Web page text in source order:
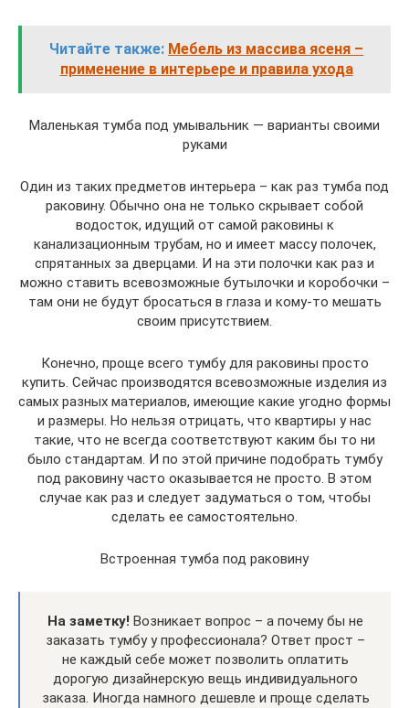
Читайте также: Мебель из массива ясеня –
применение в интерьере и правила ухода
Маленькая тумба под умывальник — варианты своими
руками
Один из таких предметов интерьера – как раз тумба под
раковину. Обычно она не только скрывает собой
водосток, идущий от самой раковины к
канализационным трубам, но и имеет массу полочек,
спрятанных за дверцами. И на эти полочки как раз и
можно ставить всевозможные бутылочки и коробочки –
там они не будут бросаться в глаза и кому-то мешать
своим присутствием.
Конечно, проще всего тумбу для раковины просто
купить. Сейчас производятся всевозможные изделия из
самых разных материалов, имеющие какие угодно формы
и размеры. Но нельзя отрицать, что квартиры у нас
такие, что не всегда соответствуют каким бы то ни
было стандартам. И по этой причине подобрать тумбу
под раковину часто оказывается не просто. В этом
случае как раз и следует задуматься о том, чтобы
сделать ее самостоятельно.
Встроенная тумба под раковину
На заметку! Возникает вопрос – а почему бы не
заказать тумбу у профессионала? Ответ прост –
не каждый себе может позволить оплатить
дорогую дизайнерскую вещь индивидуального
заказа. Иногда намного дешевле и проще сделать